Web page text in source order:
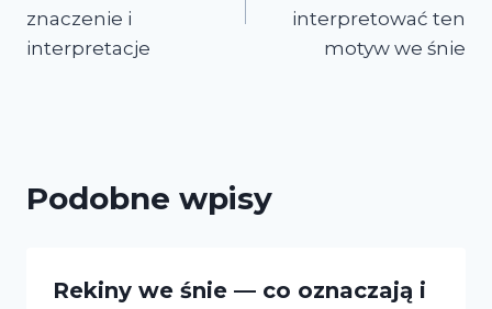
znaczenie i
interpretacje
interpretować ten
motyw we śnie
Podobne wpisy
Rekiny we śnie — co oznaczają i